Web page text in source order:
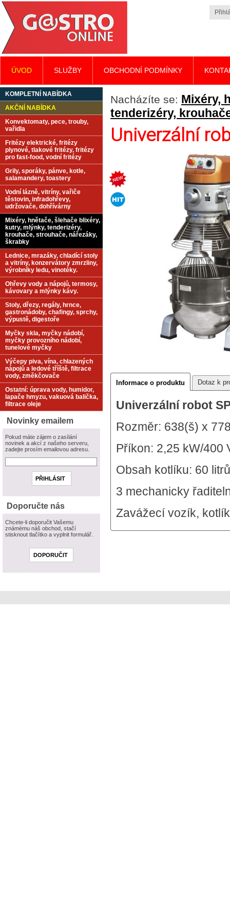
Nacházíte se: Mixéry,
tenderizéry,
Univerzální
Informace o produktu Dotaz k
Univerzální robot
Rozměr: 638(š) x
Příkon: 2,25 kW/400
Obsah kotlíku: 60 litrů
3 mechanicky
Zavážecí vozík,
KOMPLETNÍ NABÍDKA
AKČNÍ NABÍDKA
Konvektomaty, pece, trouby,
vařidla
Fritézy elektrické, fritézy
plynové, tlakové fritézy, fritézy
pro fast-food, vodní fritézy
Grily, sporáky, pánve, kotle,
salamandery, toastery
Vodní lázně, vitríny, vařiče
těstovin, infradohřevy,
udržovače, dohřívárny
Mixéry, hnětače, šlehače blixéry,
kutry, mlýnky, tenderizéry,
krouhače, strouhače, nářezáky,
škrabky
Lednice, mrazáky, chladící stoly
a vitríny, konzervátory zmrzliny,
výrobníky ledu, vinotéky.
Ohřevy vody a nápojů, termosy,
kávovary a mlýnky kávy.
Stoly, dřezy, regály, hrnce,
gastronádoby, chafingy, sprchy,
výpustě, digestoře
Myčky skla, myčky nádobí,
myčky provozního nádobí,
tunelové myčky
Výčepy piva, vína, chlazených
nápojů a ledové tříště, filtrace
vody, změkčovače
Ostatní: úprava vody, humidor,
lapače hmyzu, vakuová balička,
filtrace oleje
Novinky emailem
Pokud máte zájem o zasílání
novinek a akcí z našeho serveru,
zadejte prosím emailovou adresu.
Doporučte nás
Chcete-li doporučit Vašemu
známému náš obchod, stačí
stisknout tlačítko a vyplnit formulář.
ÚVOD SLUŽBY OBCHODNÍ PODMÍNKY